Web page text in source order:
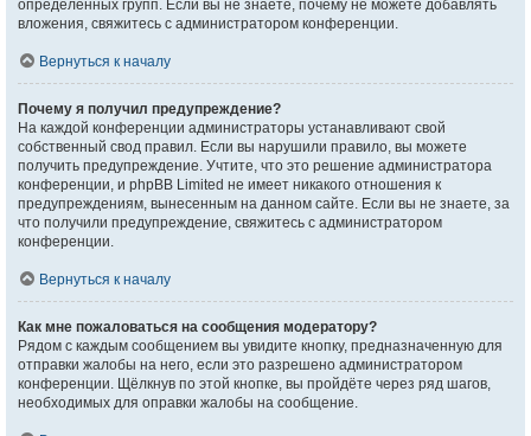
определённых групп. Если вы не знаете, почему не можете добавлять
вложения, свяжитесь с администратором конференции.
Вернуться к началу
Почему я получил предупреждение?
На каждой конференции администраторы устанавливают свой
собственный свод правил. Если вы нарушили правило, вы можете
получить предупреждение. Учтите, что это решение администратора
конференции, и phpBB Limited не имеет никакого отношения к
предупреждениям, вынесенным на данном сайте. Если вы не знаете, за
что получили предупреждение, свяжитесь с администратором
конференции.
Вернуться к началу
Как мне пожаловаться на сообщения модератору?
Рядом с каждым сообщением вы увидите кнопку, предназначенную для
отправки жалобы на него, если это разрешено администратором
конференции. Щёлкнув по этой кнопке, вы пройдёте через ряд шагов,
необходимых для оправки жалобы на сообщение.